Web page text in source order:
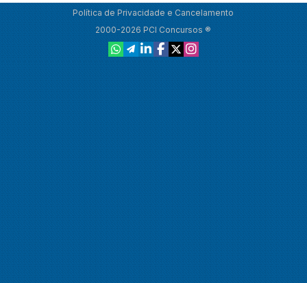
Política de Privacidade e Cancelamento
2000-2026 PCI Concursos ®